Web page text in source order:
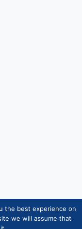
ry 2026 |
|Henkilötietojen
the best experience on
we will assume that